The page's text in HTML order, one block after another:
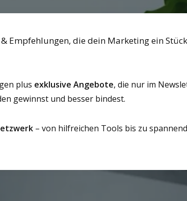
Empfehlungen, die dein Marketing ein
plus exklusive Angebote, die nur im
gewinnst und besser bindest.
– von hilfreichen Tools bis zu